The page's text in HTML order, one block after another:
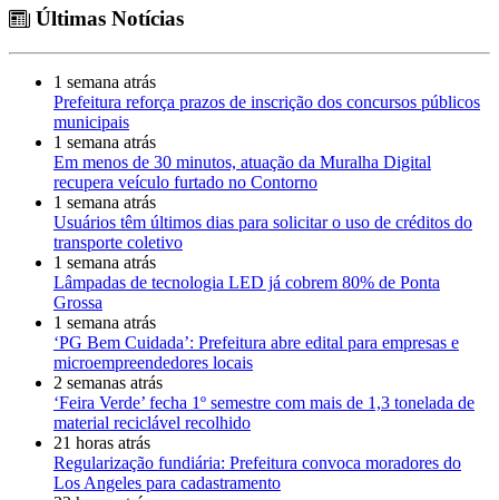
Últimas Notícias
1 semana atrás
Prefeitura reforça prazos de inscrição dos concursos públicos
municipais
1 semana atrás
Em menos de 30 minutos, atuação da Muralha Digital
recupera veículo furtado no Contorno
1 semana atrás
Usuários têm últimos dias para solicitar o uso de créditos do
transporte coletivo
1 semana atrás
Lâmpadas de tecnologia LED já cobrem 80% de Ponta
Grossa
1 semana atrás
‘PG Bem Cuidada’: Prefeitura abre edital para empresas e
microempreendedores locais
2 semanas atrás
‘Feira Verde’ fecha 1º semestre com mais de 1,3 tonelada de
material reciclável recolhido
21 horas atrás
Regularização fundiária: Prefeitura convoca moradores do
Los Angeles para cadastramento